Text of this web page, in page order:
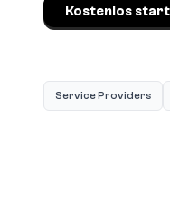
Kostenlos
Service Providers